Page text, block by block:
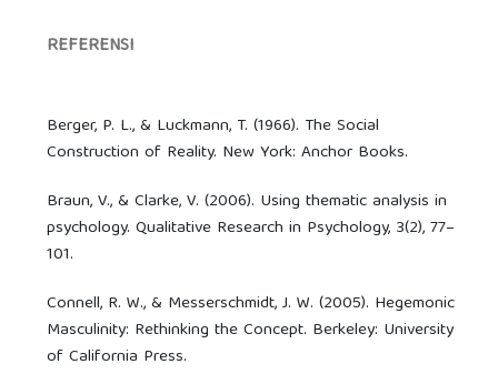
REFERENSI
Berger, P. L., & Luckmann, T. (1966). The Social
Construction of Reality. New York: Anchor Books.
Braun, V., & Clarke, V. (2006). Using thematic analysis in
psychology. Qualitative Research in Psychology, 3(2), 77–
101.
Connell, R. W., & Messerschmidt, J. W. (2005). Hegemonic
Masculinity: Rethinking the Concept. Berkeley: University
of California Press.